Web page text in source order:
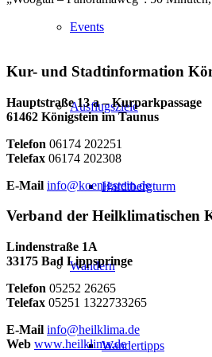
Events
Ausflugsziele
Hardtbergturm
Wandern
Wandertipps
Kur- und Stadtinformation
Hauptstraße 13 a – Kurparkpassage
61462 Königstein im Taunus
Telefon 06174 202251
Telefax 06174 202308
E-Mail info@koenigstein.de
Verband der Heilklimatischen
Lindenstraße 1A
33175 Bad Lippspringe
Telefon 05252 26265
Telefax 05251 1322733265
E-Mail info@heilklima.de
Web www.heilklima.de